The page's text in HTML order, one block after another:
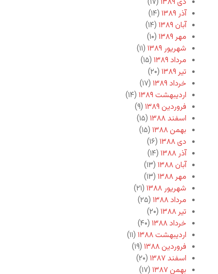
آذر ۱۳۸۹
(۱۴)
آبان ۱۳۸۹
(۱۴)
مهر ۱۳۸۹
(۱۰)
شهریور ۱۳۸۹
(۱۱)
مرداد ۱۳۸۹
(۱۵)
تیر ۱۳۸۹
(۲۰)
خرداد ۱۳۸۹
(۱۷)
اردیبهشت ۱۳۸۹
(۱۴)
فروردین ۱۳۸۹
(۹)
اسفند ۱۳۸۸
(۱۵)
بهمن ۱۳۸۸
(۱۵)
دی ۱۳۸۸
(۱۶)
آذر ۱۳۸۸
(۱۴)
آبان ۱۳۸۸
(۱۳)
مهر ۱۳۸۸
(۱۳)
شهریور ۱۳۸۸
(۲۱)
مرداد ۱۳۸۸
(۲۵)
تیر ۱۳۸۸
(۲۰)
خرداد ۱۳۸۸
(۴۰)
اردیبهشت ۱۳۸۸
(۱۱)
فروردین ۱۳۸۸
(۱۹)
اسفند ۱۳۸۷
(۲۰)
بهمن ۱۳۸۷
(۱۷)